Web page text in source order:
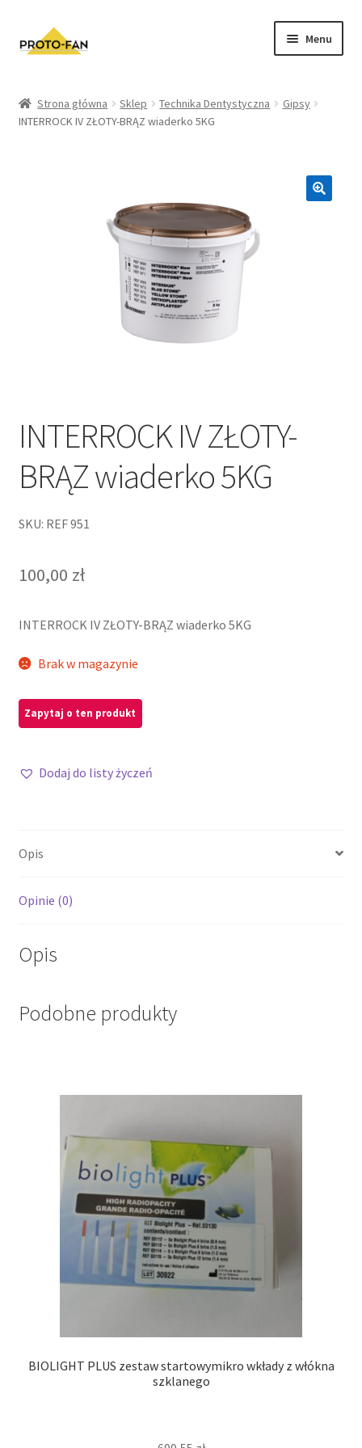
Menu
Kursy Stomatologiczne
Zwroty i Reklamacje
Polityka prywatności
Strona główna Sklep Technika Dentystyczna
Gipsy
INTERROCK IV ZŁOTY-BRĄZ wiaderko 5KG
INTERROCK IV ZŁOTY-
BRĄZ wiaderko 5KG
SKU: REF 951
100,00 zł
INTERROCK IV ZŁOTY-BRĄZ wiaderko 5KG
Brak w magazynie
Dodaj do listy życzeń
Opis
Opinie (0)
Opis
Podobne produkty
BIOLIGHT PLUS zestaw startowymikro wkłady z włókna
szklanego